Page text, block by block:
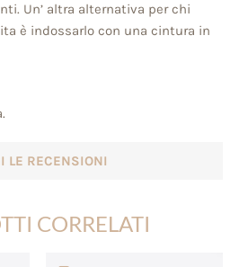
Un’ altra alternativa per chi
è indossarlo con una cintura in
LE RECENSIONI
CORRELATI